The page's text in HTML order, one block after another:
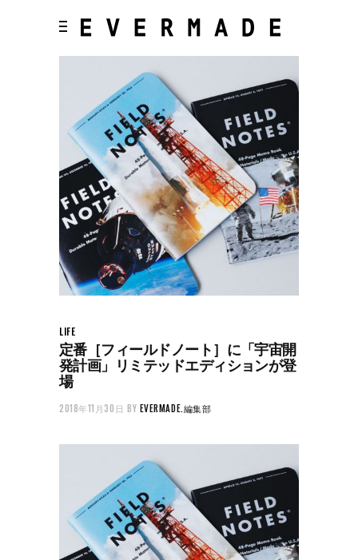
LIFE
定番［フィールドノート］に「宇宙開
発計画」リミテッドエディションが登
場
2018年11月30日 BY EVERMADE.編集部